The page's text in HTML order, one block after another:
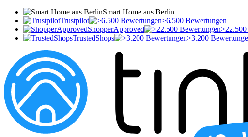
Smart Home aus Berlin
Trustpilot
>6.500 Bewertungen
ShopperApproved
TrustedShops
>3.200